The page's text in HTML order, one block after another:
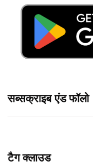
सब्सक्राइब एंड फॉलो
टैग क्लाउड